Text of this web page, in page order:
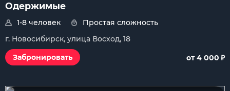
Одержимые
1-8 человек
Простая сложность
г. Новосибирск, улица Восход, 18
Забронировать
от 4 000 ₽